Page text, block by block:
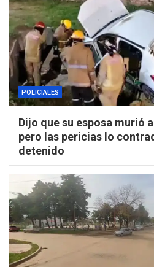
POLICIALES
Dijo que su esposa murió
pero las pericias lo
detenido